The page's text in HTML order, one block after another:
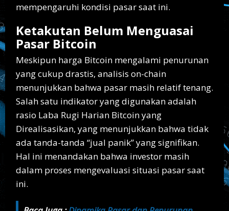
mempengaruhi kondisi pasar saat ini.
Ketakutan Belum Menguasai
Pasar Bitcoin
Meskipun harga Bitcoin mengalami penurunan
yang cukup drastis, analisis on-chain
menunjukkan bahwa pasar masih relatif tenang.
Salah satu indikator yang digunakan adalah
rasio Laba Rugi Harian Bitcoin yang
Direalisasikan, yang menunjukkan bahwa tidak
ada tanda-tanda “jual panik” yang signifikan.
Hal ini menandakan bahwa investor masih
dalam proses mengevaluasi situasi pasar saat
ini.